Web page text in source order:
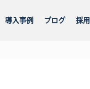
導入事例 ブログ 採